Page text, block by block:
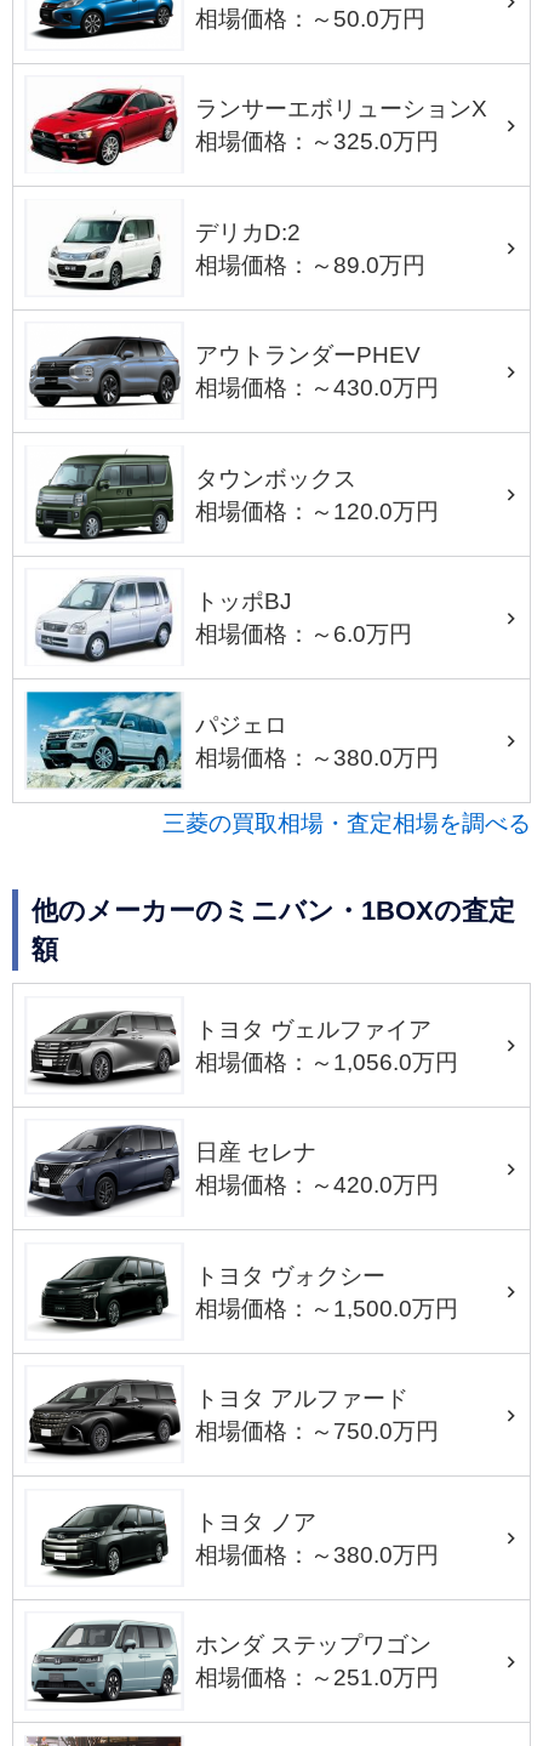
相場価格：～50.0万円
ランサーエボリューションX
相場価格：～325.0万円
デリカD:2
相場価格：～89.0万円
アウトランダーPHEV
相場価格：～430.0万円
タウンボックス
相場価格：～120.0万円
トッポBJ
相場価格：～6.0万円
パジェロ
相場価格：～380.0万円
三菱の買取相場・査定相場を調べる
他のメーカーのミニバン・1BOXの査定
額
トヨタ ヴェルファイア
相場価格：～1,056.0万円
日産 セレナ
相場価格：～420.0万円
トヨタ ヴォクシー
相場価格：～1,500.0万円
トヨタ アルファード
相場価格：～750.0万円
トヨタ ノア
相場価格：～380.0万円
ホンダ ステップワゴン
相場価格：～251.0万円